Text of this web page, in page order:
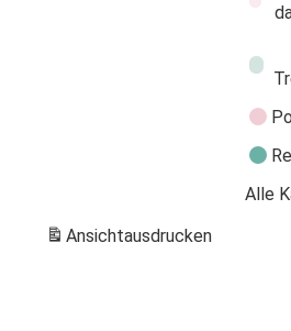
Alle
Ansichtausdrucken